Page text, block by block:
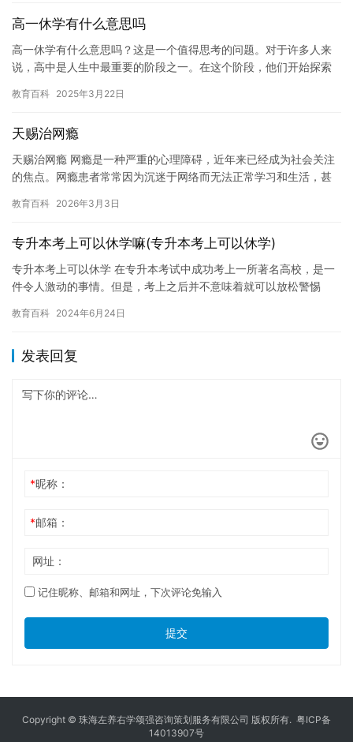
高一休学有什么意思吗
高一休学有什么意思吗？这是一个值得思考的问题。对于许多人来
说，高中是人生中最重要的阶段之一。在这个阶段，他们开始探索
然而，…
教育百科 2025年3月22日
天赐治网瘾
天赐治网瘾 网瘾是一种严重的心理障碍，近年来已经成为社会关注
的焦点。网瘾患者常常因为沉迷于网络而无法正常学习和生活，甚
此，治…
教育百科 2026年3月3日
专升本考上可以休学嘛(专升本考上可以休学)
专升本考上可以休学 在专升本考试中成功考上一所著名高校，是一
件令人激动的事情。但是，考上之后并不意味着就可以放松警惕
休学吗…
教育百科 2024年6月24日
发表回复
*昵称：
*邮箱：
网址：
记住昵称、邮箱和网址，下次评论免输入
提交
Copyright © 珠海左养右学颂强咨询策划服务有限公司 版权所有. 粤ICP备
14013907号